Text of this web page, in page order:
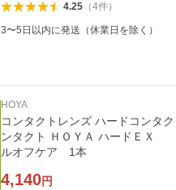
4.25（4件）
3〜5日以内に発送（休業日を除く）
HOYA
コンタクトレンズ ハードコンタ
ンタクト ＨＯＹＡ ハードＥＸ
ルオフケア 1本
4,140円